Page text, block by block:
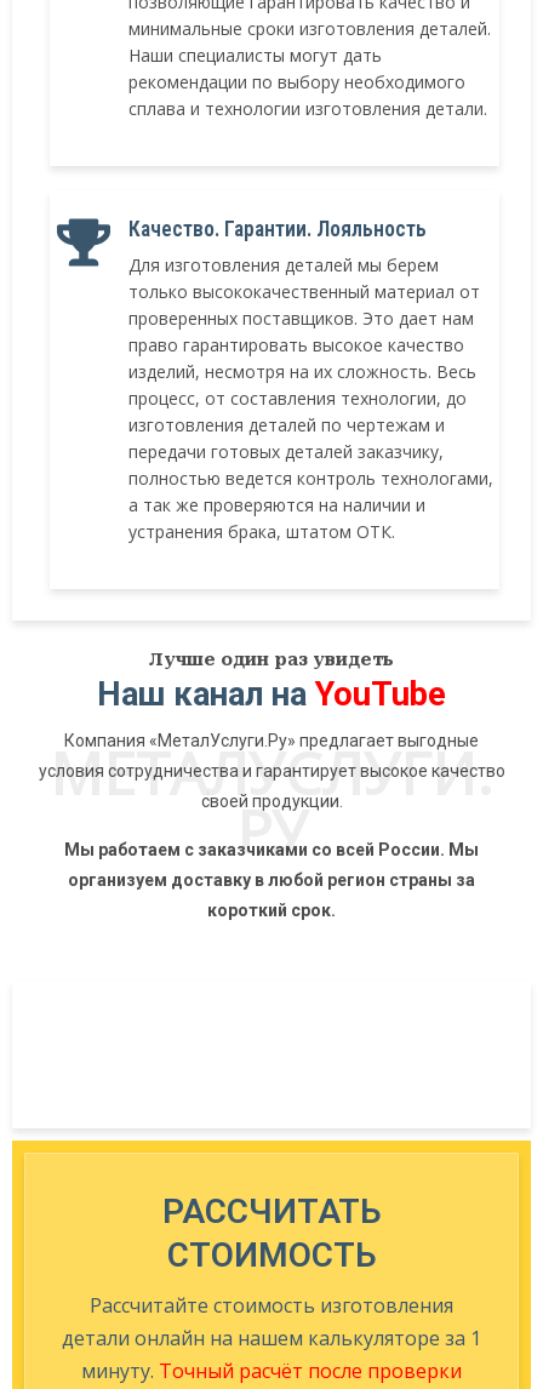
минимальные сроки изготовления деталей.
Наши специалисты могут дать
рекомендации по выбору необходимого
сплава и технологии изготовления детали.
Качество. Гарантии. Лояльность
Для изготовления деталей мы берем
только высококачественный материал от
проверенных поставщиков. Это дает нам
право гарантировать высокое качество
изделий, несмотря на их сложность. Весь
процесс, от составления технологии, до
изготовления деталей по чертежам и
передачи готовых деталей заказчику,
полностью ведется контроль технологами,
а так же проверяются на наличии и
устранения брака, штатом ОТК.
МЕТАЛУСЛУГИ.
РУ
Лучше один раз увидеть
Наш канал на YouTube
Компания «МеталУслуги.Ру» предлагает выгодные
условия сотрудничества и гарантирует высокое качество
своей продукции.
Мы работаем с заказчиками со всей России. Мы
организуем доставку в любой регион страны за
короткий срок.
РАССЧИТАТЬ
СТОИМОСТЬ
Рассчитайте стоимость изготовления
детали онлайн на нашем калькуляторе за 1
минуту. Точный расчёт после проверки